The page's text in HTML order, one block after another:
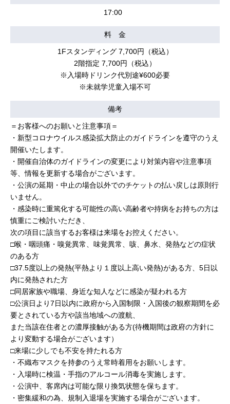
17:00
料 金
1Fスタンディング 7,700円（税込）
2階指定 7,700円（税込）
※入場時ドリンク代別途¥600必要
※未就学児童入場不可
備考
＝お客様へのお願いと注意事項＝
・新型コロナウイルス感染拡大防止のガイドラインを遵守のうえ
開催いたします。
・開催自治体のガイドラインの変更により対策内容や注意事項
等、情報を更新する場合がございます。
・公演の延期・中止の場合以外でのチケットの払い戻しは原則行
いません。
・感染時に重篤化する可能性の高い高齢者や持病をお持ちの方は
慎重にご検討いただき、
次の項目に該当するお客様は来場をお控えください。
□喉・咽頭痛・嗅覚異常、味覚異常、咳、鼻水、発熱などの症状
のある方
□37.5度以上の発熱(平熱より１度以上高い発熱)がある方、5日以
内に発熱された方
□同居家族や職場、身近な知人などに感染が疑われる方
□公演日より7日以内に政府から入国制限・入国後の観察期間を必
要とされている方や該当地域への渡航、
また当該在住者との濃厚接触がある方(待機期間は政府の方針に
より変動する場合がございます）
□来場に少しでも不安を持たれる方
・不織布マスクを持参のうえ常時着用をお願いします。
・入場時に検温・手指のアルコール消毒を実施します。
・公演中、客席内は可能な限り換気状態を保ちます。
・密集緩和の為、規制入退場を実施する場合がございます。